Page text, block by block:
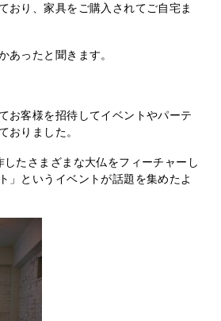
おり、家具をご購入されてご自宅ま
あったと聞きます。
お客様を招待してイベントやパーテ
おりました。
たさまざまな大仏をフィーチャーし
」というイベントが話題を集めたよ